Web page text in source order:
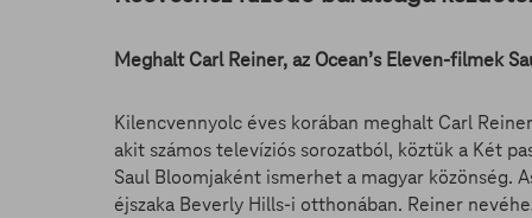
Meghalt Carl Reiner, az Ocean’s Eleven-filmek
Kilencvennyolc éves korában meghalt Carl
akit számos televíziós sorozatból, köztük a Két
Saul Bloomjaként ismerhet a magyar közönség.
éjszaka Beverly Hills-i otthonában. Reiner